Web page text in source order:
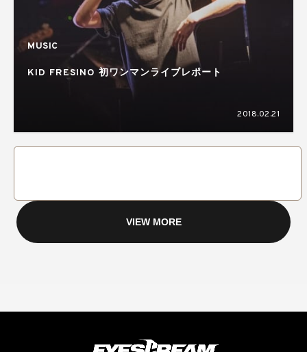
MUSIC
KID FRESINO 初ワンマンライブレポート
2018.02.21
VIEW MORE